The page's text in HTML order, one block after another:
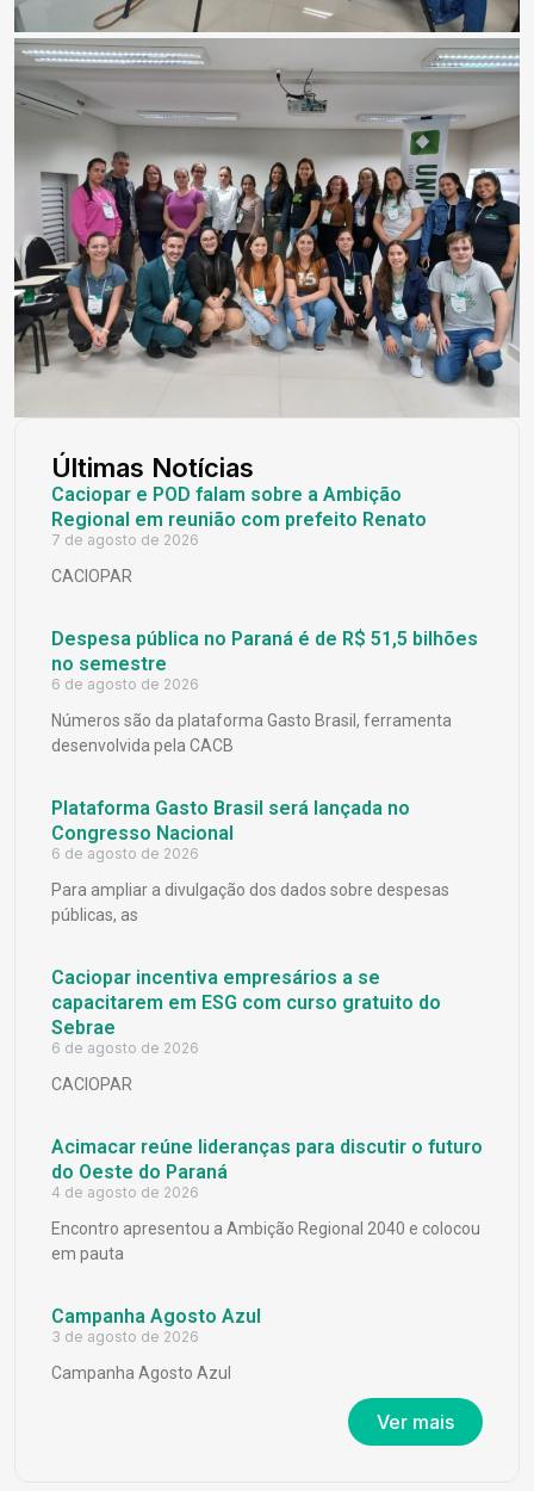
Últimas Notícias
Caciopar e POD falam sobre a Ambição
Regional em reunião com prefeito Renato
7 de agosto de 2026
CACIOPAR
Despesa pública no Paraná é de R$ 51,5 bilhões
no semestre
6 de agosto de 2026
Números são da plataforma Gasto Brasil, ferramenta
desenvolvida pela CACB
Plataforma Gasto Brasil será lançada no
Congresso Nacional
6 de agosto de 2026
Para ampliar a divulgação dos dados sobre despesas
públicas, as
Caciopar incentiva empresários a se
capacitarem em ESG com curso gratuito do
Sebrae
6 de agosto de 2026
CACIOPAR
Acimacar reúne lideranças para discutir o futuro
do Oeste do Paraná
4 de agosto de 2026
Encontro apresentou a Ambição Regional 2040 e colocou
em pauta
Campanha Agosto Azul
3 de agosto de 2026
Campanha Agosto Azul
Ver mais